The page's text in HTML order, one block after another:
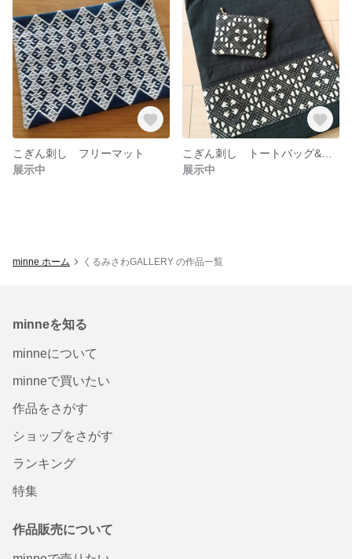
こぎん刺し フリーマット
展示中
展示中
minne ホーム くるみさわGALLERY の作品一覧
minneを知る
minneについて
minneで買いたい
作品をさがす
ショップをさがす
ランキング
特集
作品販売について